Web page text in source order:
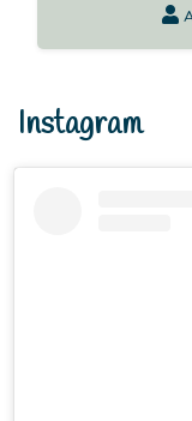
Instagram